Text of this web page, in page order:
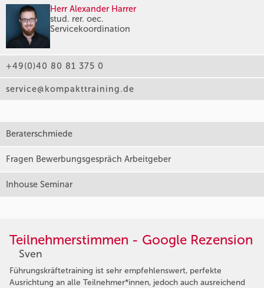
Herr Alexander Harrer
stud. rer. oec.
Servicekoordination
+49(0)40 80 81 375 0
service@kompakttraining.de
Beraterschmiede
Fragen Bewerbungsgespräch Arbeitgeber
Inhouse Seminar
Teilnehmerstimmen - Google Rezension
Sven
Führungskräftetraining ist sehr empfehlenswert, perfekte
Ausrichtung an alle Teilnehmer*innen, jedoch auch ausreichend